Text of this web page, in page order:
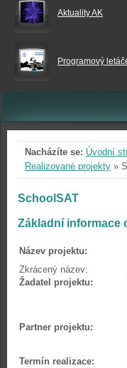
Aktuality AK
Programový
Nacházíte se: Úvodní
Realizované projekty »
SchoolSAT
Základní informace
Název projektu:
Zkrácený název:
Žadatel projektu:
Partner projektu:
Termín realizace: